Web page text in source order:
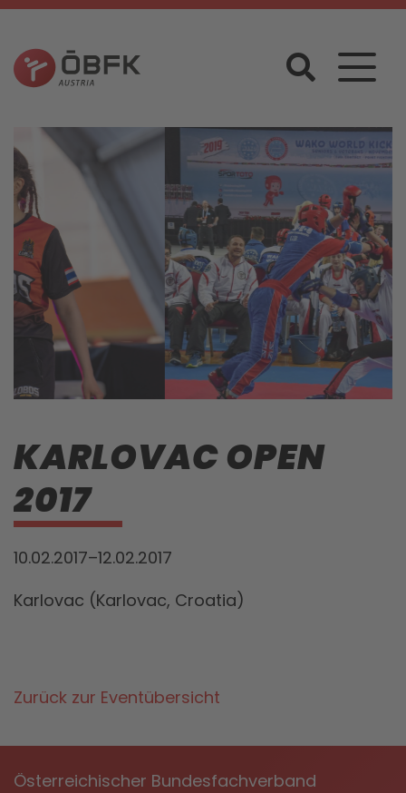
KARLOVAC OPEN
2017
10.02.2017–12.02.2017
Karlovac (Karlovac, Croatia)
Zurück zur Eventübersicht
Österreichischer Bundesfachverband